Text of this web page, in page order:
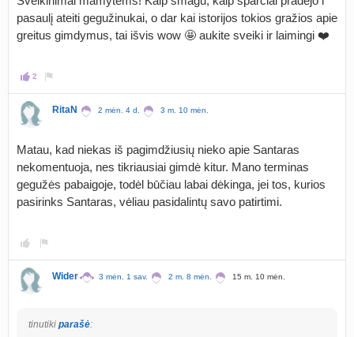
pasaulį ateiti gegužinukai, o dar kai istorijos tokios gražios apie
greitus gimdymus, tai išvis wow 🤩 aukite sveiki ir laimingi ❤️
2
RitaN 2 mėn. 4 d. 3 m. 10 mėn.
Matau, kad niekas iš pagimdžiusių nieko apie Santaras
nekomentuoja, nes tikriausiai gimdė kitur. Mano terminas
gegužės pabaigoje, todėl būčiau labai dėkinga, jei tos, kurios
pasirinks Santaras, vėliau pasidalintų savo patirtimi.
Wider 3 mėn. 1 sav. 2 m. 8 mėn. 15 m. 10 mėn.
tinutiki parašė: